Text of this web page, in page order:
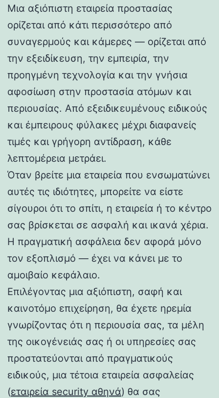
Μια αξιόπιστη εταιρεία προστασίας
ορίζεται από κάτι περισσότερο από
συναγερμούς και κάμερες — ορίζεται από
την εξειδίκευση, την εμπειρία, την
προηγμένη τεχνολογία και την γνήσια
αφοσίωση στην προστασία ατόμων και
περιουσίας. Από εξειδικευμένους ειδικούς
και έμπειρους φύλακες μέχρι διαφανείς
τιμές και γρήγορη αντίδραση, κάθε
λεπτομέρεια μετράει.
Όταν βρείτε μια εταιρεία που ενσωματώνει
αυτές τις ιδιότητες, μπορείτε να είστε
σίγουροι ότι το σπίτι, η εταιρεία ή το κέντρο
σας βρίσκεται σε ασφαλή και ικανά χέρια.
Η πραγματική ασφάλεια δεν αφορά μόνο
τον εξοπλισμό — έχει να κάνει με το
αμοιβαίο κεφάλαιο.
Επιλέγοντας μια αξιόπιστη, σαφή και
καινοτόμο επιχείρηση, θα έχετε ηρεμία
γνωρίζοντας ότι η περιουσία σας, τα μέλη
της οικογένειάς σας ή οι υπηρεσίες σας
προστατεύονται από πραγματικούς
ειδικούς, μια τέτοια εταιρεία ασφαλείας
(εταιρεία security αθηνά) θα σας